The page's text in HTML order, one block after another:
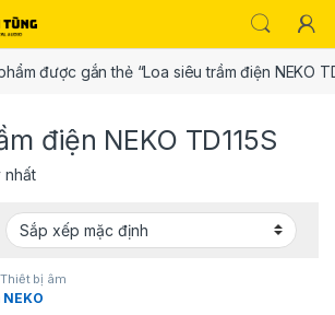
được gắn thẻ “Loa siêu trầm điện NEKO
điện NEKO TD115S
nhất
,Thiết bị âm